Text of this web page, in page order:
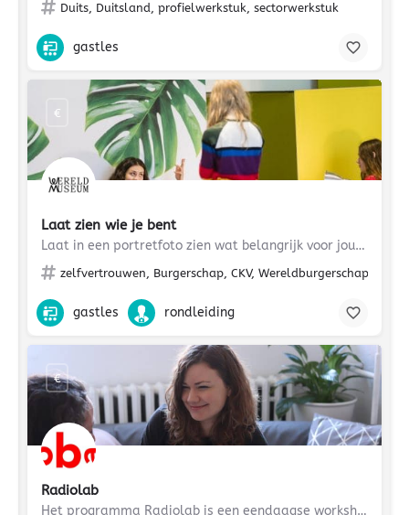
Duits, Duitsland, profielwerkstuk, sectorwerkstuk
gastles
Laat zien wie je bent
Laat in een portretfoto zien wat belangrijk voor jou is.
zelfvertrouwen, Burgerschap, CKV, Wereldburgerschap,
€
gastles rondleiding
Radiolab
Het programma Radiolab is een eendaagse workshop in de OBA waarbij leerlingen onderzoek doen naar een…
€